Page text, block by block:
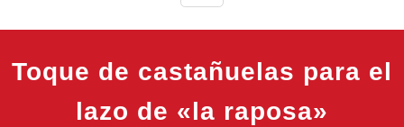
Toque de castañuelas para el
lazo de «la raposa»